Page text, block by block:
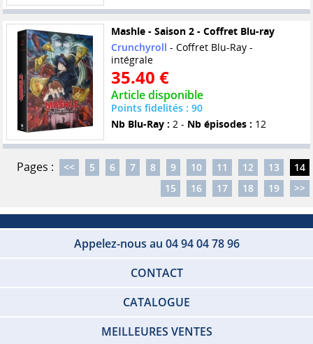
Mashle - Saison 2 - Coffret Blu-ray
Crunchyroll - Coffret Blu-Ray -
intégrale
35.40 €
Article disponible
Points fidelités : 90
Nb Blu-Ray : 2 - Nb épisodes : 12
Pages : << 5 6 7 8 9 10 11 12 13
14
15
16 17 18 19 >>
Appelez-nous au 04 94 04 78 96
CONTACT
CATALOGUE
MEILLEURES VENTES